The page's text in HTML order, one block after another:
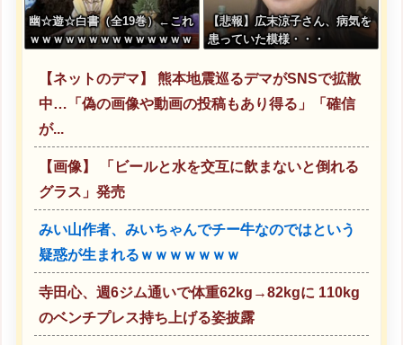
幽☆遊☆白書（全19巻）←これ
ｗｗｗｗｗｗｗｗｗｗｗｗｗｗ
【悲報】広末涼子さん、病気を
患っていた模様・・・
【ネットのデマ】 熊本地震巡るデマがSNSで拡散
中…「偽の画像や動画の投稿もあり得る」「確信
が...
【画像】 「ビールと水を交互に飲まないと倒れる
グラス」発売
みい山作者、みいちゃんでチー牛なのではという
疑惑が生まれるｗｗｗｗｗｗｗ
寺田心、週6ジム通いで体重62kg→82kgに 110kg
のベンチプレス持ち上げる姿披露